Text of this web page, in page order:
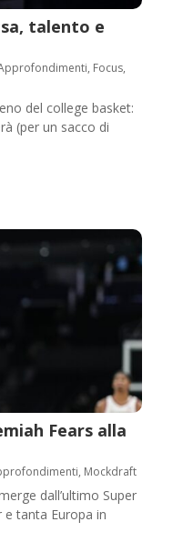
talento e
, Focus,
del college basket:
(per un sacco di
Fears alla
, Mockdraft
dall’ultimo Super
e tanta Europa in